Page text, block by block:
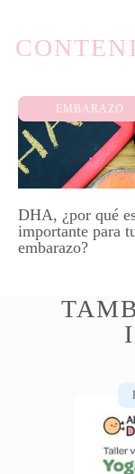
EMBARAZO
DHA, ¿por qué
importante para
embarazo?